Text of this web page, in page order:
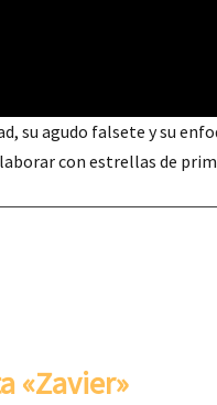
su agudo falsete y su
con estrellas de
«Zavier»